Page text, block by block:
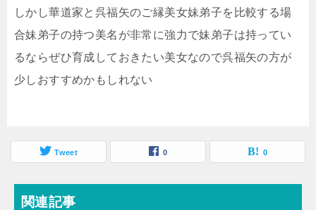
しかし華道家と呉福矢のご縁美女妹弟子を比較する場
合妹弟子の持つ美名が非常に強力で妹弟子は持ってい
るならぜひ育成しておきたい美女なので呉福矢の方が
少しおすすめかもしれない
Tweet 0 0
関連記事